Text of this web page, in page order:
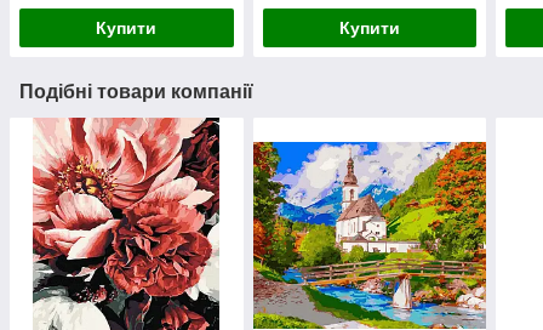
Купити Купити
Подібні товари компанії